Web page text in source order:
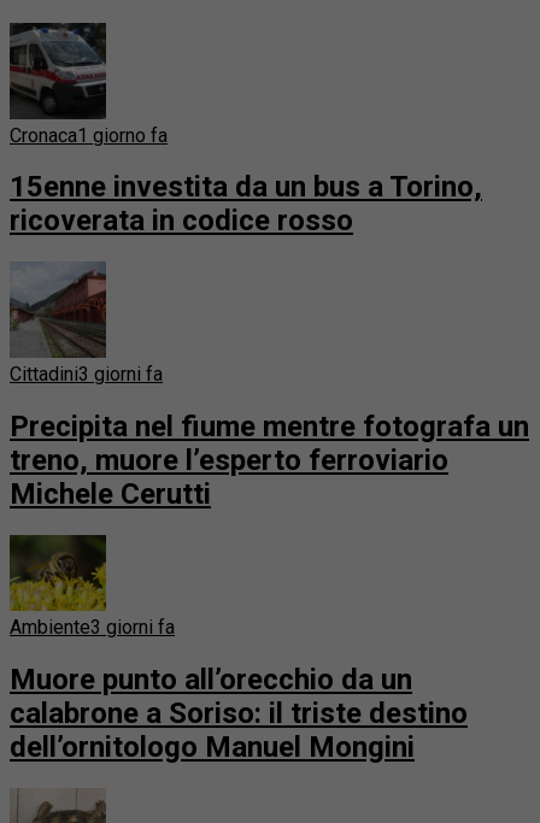
Cronaca1 giorno fa
15enne investita da un bus a Torino,
ricoverata in codice rosso
Cittadini3 giorni fa
Precipita nel fiume mentre fotografa un
treno, muore l’esperto ferroviario
Michele Cerutti
Ambiente3 giorni fa
Muore punto all’orecchio da un
calabrone a Soriso: il triste destino
dell’ornitologo Manuel Mongini